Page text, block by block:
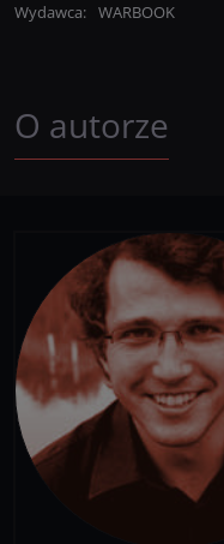
Wydawca: WARBOOK
O autorze